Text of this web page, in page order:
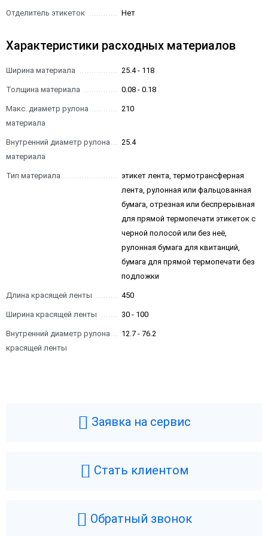
Отделитель этикеток Нет
Характеристики расходных материалов
Ширина материала 25.4 - 118
Толщина материала 0.08 - 0.18
Макс. диаметр рулона
материала
210
Внутренний диаметр рулона
материала
25.4
Тип материала
этикет лента, термотрансферная
лента, рулонная или фальцованная
бумага, отрезная или беспрерывная
для прямой термопечати этикеток с
черной полосой или без неё,
рулонная бумага для квитанций,
бумага для прямой термопечати без
подложки
Длина красящей ленты 450
Ширина красящей ленты 30 - 100
Внутренний диаметр рулона
красящей ленты
12.7 - 76.2
Заявка на сервис
Стать клиентом
Обратный звонок